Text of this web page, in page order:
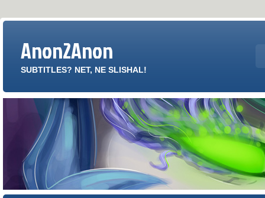
Anon2Anon
SUBTITLES? NET, NE SLISHAL!